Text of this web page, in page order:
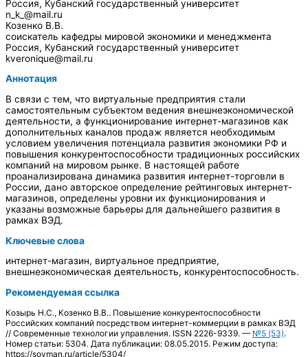
Россия, Кубанский государственный университет
n_k_@mail.ru
Козенко В.В.
соискатель кафедры мировой экономики и менеджмента
Россия, Кубанский государственный университет
kveronique@mail.ru
Аннотация
В связи с тем, что виртуальные предприятия стали
самостоятельным субъектом ведения внешнеэкономической
деятельности, а функционирование интернет-магазинов как
дополнительных каналов продаж является необходимым
условием увеличения потенциала развития экономики РФ и
повышения конкурентоспособности традиционных российских
компаний на мировом рынке. В настоящей работе
проанализирована динамика развития интернет-торговли в
России, дано авторское определение рейтинговых интернет-
магазинов, определены уровни их функционирования и
указаны возможные барьеры для дальнейшего развития в
рамках ВЭД.
Ключевые слова
интернет-магазин, виртуальное предприятие,
внешнеэкономическая деятельность, конкурентоспособность.
Рекомендуемая ссылка
Козырь Н.С., Козенко В.В.. Повышение конкурентоспособности
Российских компаний посредством интернет-коммерции в рамках ВЭД
// Современные технологии управления. ISSN 2226-9339. — №5 (53).
Номер статьи: 5304. Дата публикации: 08.05.2015. Режим доступа:
https://sovman.ru/article/5304/